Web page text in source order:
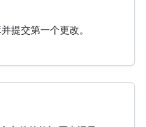
提交第一个更改。